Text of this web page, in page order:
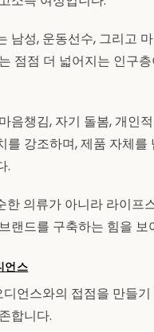
남성, 운동선수, 그리고
점점 더 넓어지는 인구
음챙김, 자기 돌봄, 개인
를 강조하며, 제품 자체를
.
의류가 아니라 라이프
랜드를 구축하는 힘을 보
언스
언스와의 접점을 만들기
합니다.